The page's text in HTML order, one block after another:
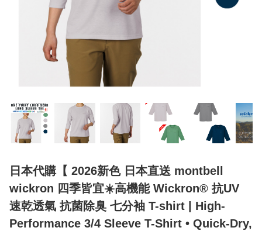
日本代購【 2026新色 日本直送 montbell
wickron 四季皆宜☀️高機能 Wickron® 抗UV
速乾透氣 抗菌除臭 七分袖 T-shirt | High-
Performance 3/4 Sleeve T-Shirt • Quick-Dry,